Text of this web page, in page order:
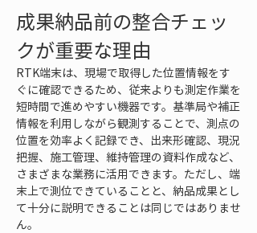
成果納品前の整合チェッ
クが重要な理由
RTK端末は、現場で取得した位置情報をす
ぐに確認できるため、従来よりも測定作業を
短時間で進めやすい機器です。基準局や補正
情報を利用しながら観測することで、測点の
位置を効率よく記録でき、出来形確認、現況
把握、施工管理、維持管理の資料作成など、
さまざまな業務に活用できます。ただし、端
末上で測位できていることと、納品成果とし
て十分に説明できることは同じではありませ
ん。